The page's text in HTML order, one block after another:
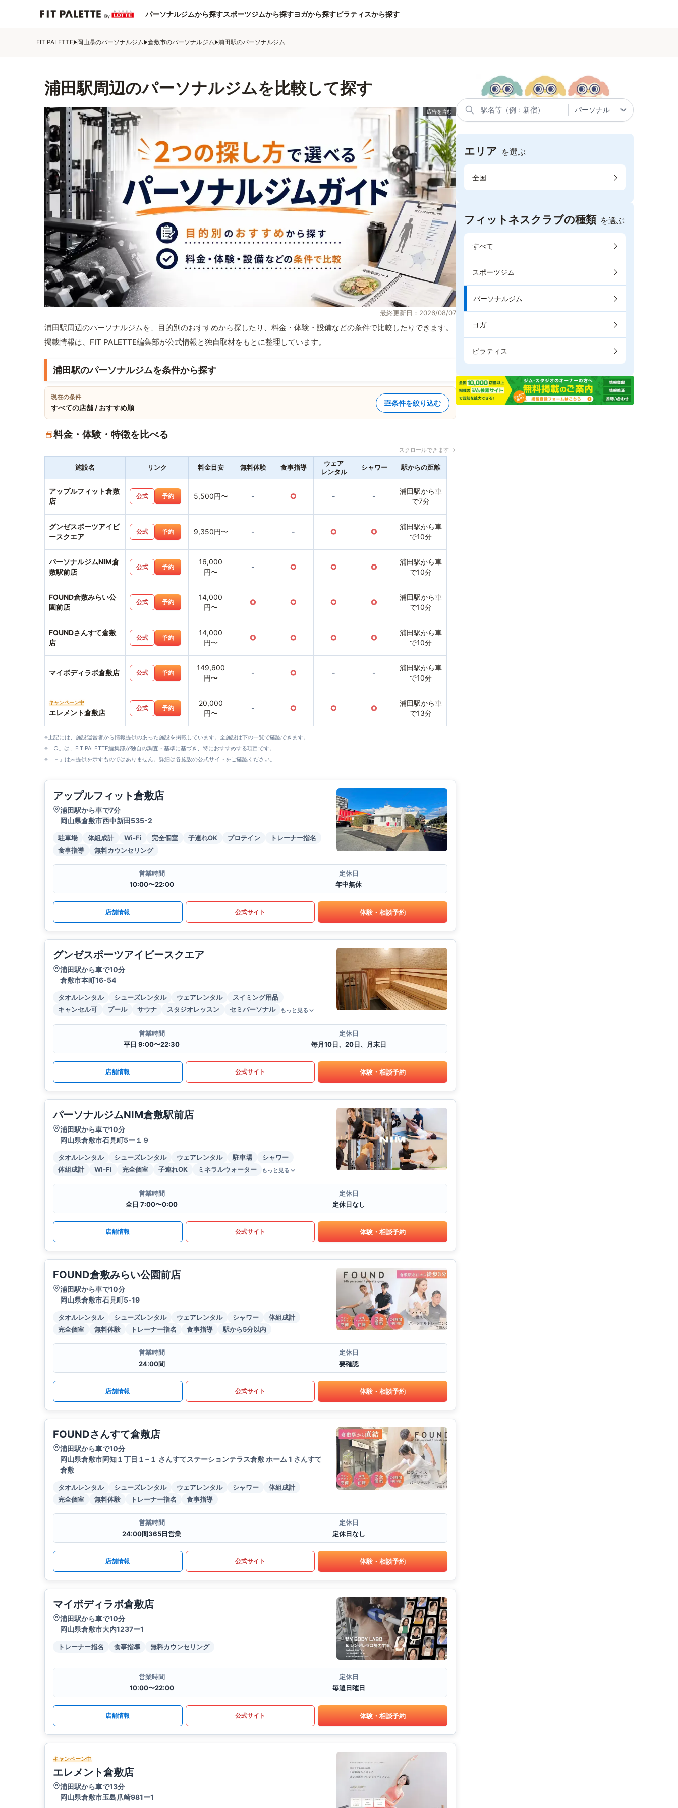
パーソナルジムから探すスポーツジムから探すヨガから探すピラティスから探す
FIT PALETTE 岡山県のパーソナルジム 倉敷市のパーソナルジム 浦田駅のパーソナルジム
浦田駅周辺のパーソナルジムを比較して探す
最終更新日：2026/08/07
浦田駅周辺のパーソナルジムを、目的別のおすすめから探したり、料金・体験・設備などの条件で比較したりできます。
掲載情報は、FIT PALETTE編集部が公式情報と独自取材をもとに整理しています。
浦田駅のパーソナルジムを条件から探す
現在の条件
すべての店舗 / おすすめ順
条件を絞り込む
料金・体験・特徴を比べる
スクロールできます →
施設名 リンク 料金目安 無料体験 食事指導
ウェア
レンタル
シャワー 駅からの距離
アップルフィット倉敷
店
公式 予約 5,500円〜 - ○ - -
浦田駅から車
で7分
グンゼスポーツアイビ
ースクエア
公式 予約 9,350円〜 - - ○ ○
浦田駅から車
で10分
パーソナルジムNIM倉
敷駅前店
公式 予約
16,000
円〜
- ○ ○ ○
浦田駅から車
で10分
FOUND倉敷みらい公
園前店
公式 予約
14,000
円〜
○ ○ ○ ○
浦田駅から車
で10分
FOUNDさんすて倉敷
店
公式 予約
14,000
円〜
○ ○ ○ ○
浦田駅から車
で10分
マイボディラボ倉敷店 公式 予約
149,600
円〜
- ○ - -
浦田駅から車
で10分
キャンペーン中
エレメント倉敷店
公式 予約
20,000
円〜
- ○ ○ ○
浦田駅から車
で13分
※上記には、施設運営者から情報提供のあった施設を掲載しています。全施設は下の一覧で確認できます。
※「○」は、FIT PALETTE編集部が独自の調査・基準に基づき、特におすすめする項目です。
※「－」は未提供を示すものではありません。詳細は各施設の公式サイトをご確認ください。
アップルフィット倉敷店
浦田駅から車で7分
岡山県倉敷市西中新田535-2
駐車場 体組成計 Wi-Fi 完全個室 子連れOK プロテイン
トレーナー指名
食事指導
無料カウンセリング
営業時間
10:00〜22:00
定休日
年中無休
店舗情報 公式サイト 体験・相談予約
グンゼスポーツアイビースクエア
浦田駅から車で10分
倉敷市本町16-54
タオルレンタル シューズレンタル ウェアレンタル
スイミング用品
キャンセル可
プール サウナ スタジオレッスン セミパーソナル もっと見る
営業時間
平日 9:00〜22:30
定休日
毎月10日、20日、月末日
店舗情報 公式サイト 体験・相談予約
パーソナルジムNIM倉敷駅前店
浦田駅から車で10分
岡山県倉敷市石見町5ー１９
タオルレンタル シューズレンタル ウェアレンタル 駐車場
シャワー
体組成計
Wi-Fi 完全個室 子連れOK ミネラルウォーター もっと見る
営業時間
全日 7:00〜0:00
定休日
定休日なし
店舗情報 公式サイト 体験・相談予約
FOUND倉敷みらい公園前店
浦田駅から車で10分
岡山県倉敷市石見町5-19
タオルレンタル シューズレンタル ウェアレンタル シャワー
体組成計
完全個室
無料体験 トレーナー指名 食事指導 駅から5分以内
営業時間
24:00間
定休日
要確認
店舗情報 公式サイト 体験・相談予約
FOUNDさんすて倉敷店
浦田駅から車で10分
岡山県倉敷市阿知１丁目１−１ さんすてステーションテラス倉敷 ホーム 1 さんすて
倉敷
タオルレンタル シューズレンタル ウェアレンタル シャワー
体組成計
完全個室
無料体験 トレーナー指名 食事指導
営業時間
24:00間365日営業
定休日
定休日なし
店舗情報 公式サイト 体験・相談予約
マイボディラボ倉敷店
浦田駅から車で10分
岡山県倉敷市大内1237ー1
トレーナー指名 食事指導 無料カウンセリング
営業時間
10:00〜22:00
定休日
毎週日曜日
店舗情報 公式サイト 体験・相談予約
キャンペーン中
エレメント倉敷店
浦田駅から車で13分
岡山県倉敷市玉島爪崎981ー1
エリア を選ぶ
全国
フィットネスクラブの種類 を選ぶ
すべて
スポーツジム
パーソナルジム
ヨガ
ピラティス